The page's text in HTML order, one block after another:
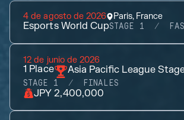
4 de agosto de 2026 Paris, France
Esports World CupSTAGE 1
12 de junio de 2026
1 Place Asia Pacific League
STAGE 1 FINALES
JPY 2,400,000